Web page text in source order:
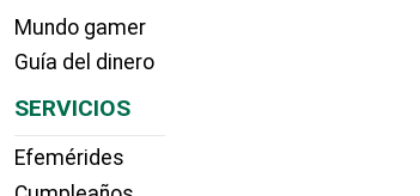
Mundo gamer
Guía del dinero
SERVICIOS
Efemérides